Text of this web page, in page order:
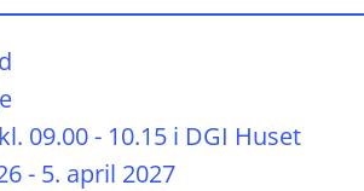
09.00 - 10.15 i DGI Huset
- 5. april 2027